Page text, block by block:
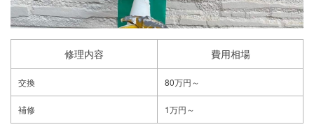
修理内容 費用相場
交換 80万円～
補修 1万円～